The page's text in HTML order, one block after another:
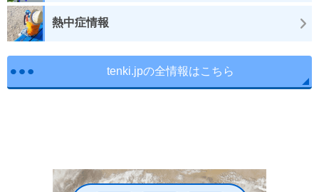
熱中症情報
tenki.jpの全情報はこちら